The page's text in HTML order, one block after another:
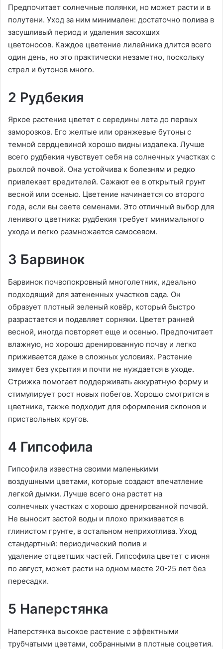
Предпочитает солнечные полянки, но может расти и в
полутени. Уход за ним минимален: достаточно полива в
засушливый период и удаления засохших
цветоносов. Каждое цветение лилейника длится всего
один день, но это практически незаметно, поскольку
стрел и бутонов много.
2 Рудбекия
Яркое растение цветет с середины лета до первых
заморозков. Его желтые или оранжевые бутоны с
темной сердцевиной хорошо видны издалека. Лучше
всего рудбекия чувствует себя на солнечных участках с
рыхлой почвой. Она устойчива к болезням и редко
привлекает вредителей. Сажают ее в открытый грунт
весной или осенью. Цветение начинается со второго
года, если вы сеете семенами. Это отличный выбор для
ленивого цветника: рудбекия требует минимального
ухода и легко размножается самосевом.
3 Барвинок
Барвинок почвопокровный многолетник, идеально
подходящий для затененных участков сада. Он
образует плотный зеленый ковёр, который быстро
разрастается и подавляет сорняки. Цветет ранней
весной, иногда повторяет еще и осенью. Предпочитает
влажную, но хорошо дренированную почву и легко
приживается даже в сложных условиях. Растение
зимует без укрытия и почти не нуждается в уходе.
Стрижка помогает поддерживать аккуратную форму и
стимулирует рост новых побегов. Хорошо смотрится в
цветнике, также подходит для оформления склонов и
приствольных кругов.
4 Гипсофила
Гипсофила известна своими маленькими
воздушными цветами, которые создают впечатление
легкой дымки. Лучше всего она растет на
солнечных участках с хорошо дренированной почвой.
Не выносит застой воды и плохо приживается в
глинистом грунте, в остальном неприхотлива. Уход
стандартный: периодический полив и
удаление отцветших частей. Гипсофила цветет с июня
по август, может расти на одном месте 20-25 лет без
пересадки.
5 Наперстянка
Наперстянка высокое растение с эффектными
трубчатыми цветами, собранными в плотные соцветия.